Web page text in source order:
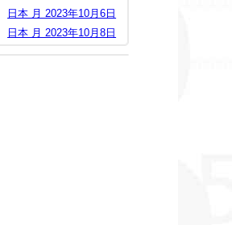
日本 月 2023年10月6日
日本 月 2023年10月8日